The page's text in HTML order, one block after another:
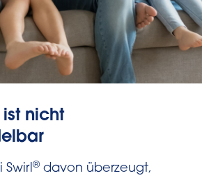
nicht
Swirl®davon überzeugt,